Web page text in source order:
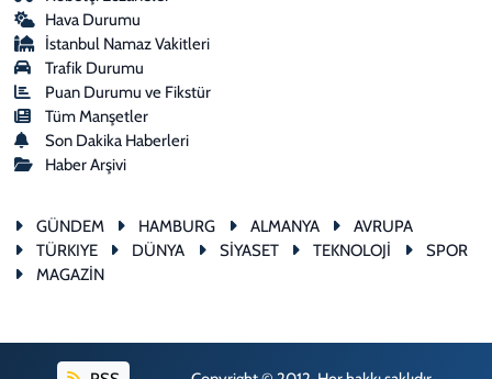
Hava Durumu
İstanbul Namaz Vakitleri
Trafik Durumu
Puan Durumu ve Fikstür
Tüm Manşetler
Son Dakika Haberleri
Haber Arşivi
GÜNDEM HAMBURG ALMANYA
AVRUPA
TÜRKIYE
DÜNYA SİYASET TEKNOLOJİ
SPOR
MAGAZİN